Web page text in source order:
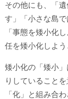
その他にも、「
す」「小さな島で
「事態を矮小化
任を矮小化しよう
矮小化の「矮小
りしていること
「化」と組み合